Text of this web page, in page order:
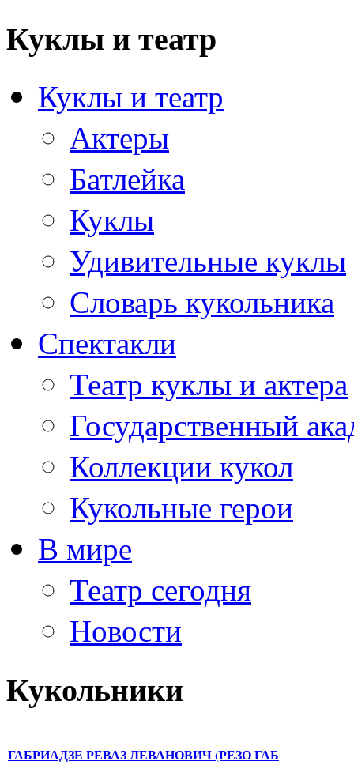
Куклы и театр
Куклы и театр
Актеры
Батлейка
Куклы
Удивительные куклы
Словарь кукольника
Спектакли
Театр куклы и актера
Государственный
Коллекции кукол
Кукольные герои
В мире
Театр сегодня
Новости
Кукольники
ГАБРИАДЗЕ РЕВАЗ ЛЕВАНОВИЧ (РЕЗО ГАБ